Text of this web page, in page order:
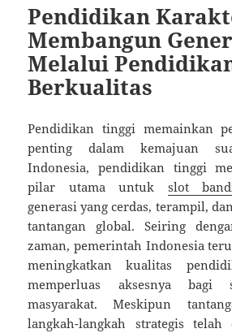
Pendidikan
Membangun
Melalui
Berkualitas
Pendidikan tinggi memainkan
penting dalam kemajuan
Indonesia, pendidikan tinggi
pilar utama untuk slot
generasi yang cerdas, terampil,
tantangan global. Seiring
zaman, pemerintah Indonesia
meningkatkan kualitas
memperluas aksesnya bagi
masyarakat. Meskipun
langkah-langkah strategis